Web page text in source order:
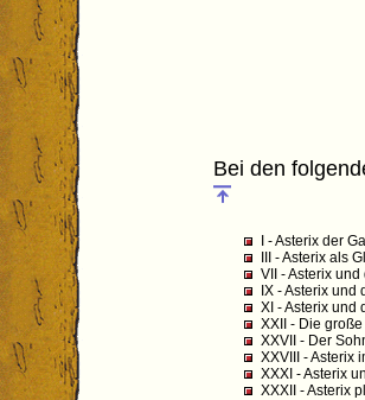
Bei den
I - Asterix der
III - Asterix als
VII - Asterix und
IX - Asterix und
XI - Asterix und
XXII - Die
XXVII - Der
XXVIII - Asterix
XXXI - Asterix
XXXII - Asterix